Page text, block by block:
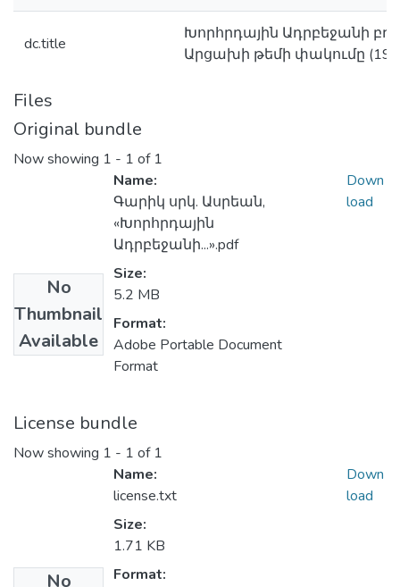
dc.title
Խորհրդային Ադրբեջանի
Արցախի թեմի փակումը
Files
Original bundle
Now showing 1 - 1 of 1
No
Thumbnail
Available
Name:
Գարիկ սրկ. Ասրեան,
«Խորհրդային
Ադրբեջանի...».pdf
Size:
5.2 MB
Format:
Adobe Portable Document
Format
Down
load
License bundle
Now showing 1 - 1 of 1
No
Name:
license.txt
Size:
1.71 KB
Format:
Down
load